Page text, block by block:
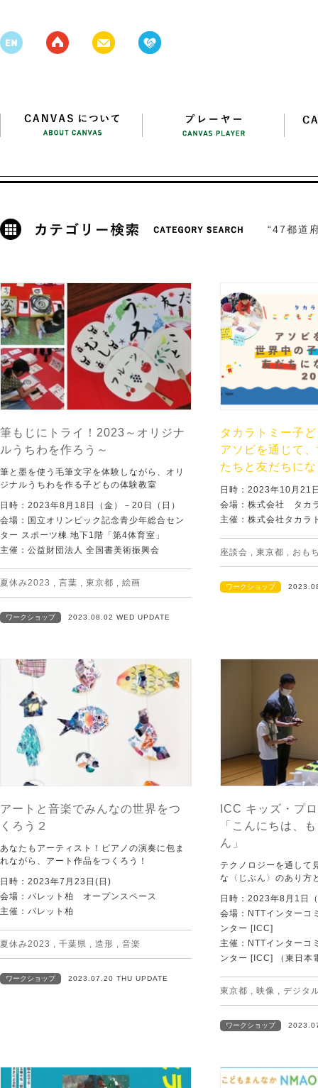
“47都道
筆もじにトライ！2023～オリジナ
ルうちわを作ろう～
筆と墨を使う毛筆文字を体験しながら、オリ
ジナルうちわを作る子どもの体験教室
日時：2023年8月18日（金）－20日（日）
会場：国立オリンピック記念青少年総合セン
ター スポーツ棟 地下1階「第4体育室」
主催：公益財団法人 全国書美術振興会
夏休み2023 , 言葉 , 東京都 , 絵画
ワークショップ 2023.08.02 WED UPDATE
タカラトミー子
アソビを通じて
たちと友だちに
日時：2023年10月21
会場：株式会社 タカ
主催：株式会社タカラ
座談会 , 東京都 , おも
ワークショップ
アートと音楽でみんなの世界をつ
くろう２
あなたもアーティスト！ピアノの演奏に包ま
れながら、アート作品をつくろう！
日時：2023年7月23日(日)
会場：パレット柏 オープンスペース
主催：パレット柏
夏休み2023 , 千葉県 , 造形 , 音楽
ワークショップ 2023.07.20 THU UPDATE
ICC キッズ・プ
「こんにちは、
ん」
テクノロジーを通して
な〈じぶん〉のあり方
日時：2023年8月1日
会場：NTTインターコ
ンター [ICC]
主催：NTTインターコ
ンター [ICC] （東日本
東京都 , 映像 , デジタ
ワークショップ